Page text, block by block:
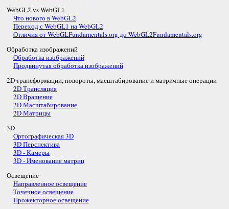
WebGL2 vs WebGL1
Что нового в WebGL2
Переход с WebGL1 на WebGL2
Отличия от WebGLFundamentals.org до WebGL2Fundamentals.org
Обработка изображений
Обработка изображений
Продвинутая обработка изображений
2D трансформации, повороты, масштабирование и матричные операции
2D Трансляция
2D Вращение
2D Масштабирование
2D Матрицы
3D
Ортографическая 3D
3D Перспектива
3D - Камеры
3D - Именование матриц
Освещение
Направленное освещение
Точечное освещение
Прожекторное освещение